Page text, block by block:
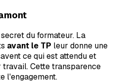
du formateur. La
avant le TP leur donne une
ce qui est attendu et
Cette transparence
l'engagement.